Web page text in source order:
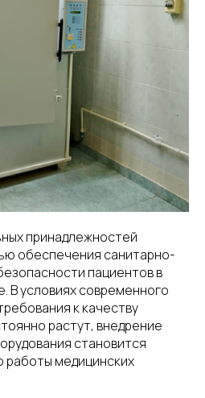
принадлежностей
обеспечения санитарно-
пациентов в
В условиях современного
к качеству
растут, внедрение
становится
медицинских